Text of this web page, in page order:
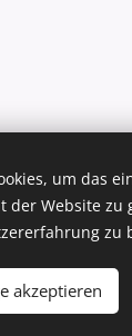
Im Wisli 6,
.
Cookies
um das
der Website zu
zu
akzeptieren